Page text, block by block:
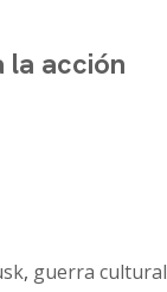
la acción
, guerra cultural